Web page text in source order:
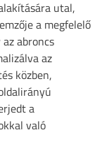
utal,
a megfelelő
abroncs
az
közben,
a
való